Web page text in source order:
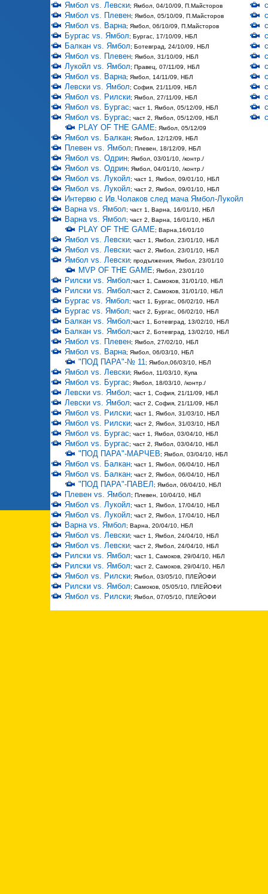
Ямбол vs. Левски; Ямбол, 04/10/09, П.Майсторов
Ямбол vs. Плевен; Ямбол, 05/10/09, П.Майсторов
Ямбол vs. Варна; Ямбол, 06/10/09, П.Майсторов
Бургас vs. Ямбол; Бургас, 17/10/09, НБЛ
Балкан vs. Ямбол; Ботевград, 24/10/09, НБЛ
Ямбол vs. Плевен; Ямбол, 31/10/09, НБЛ
Лукойл vs. Ямбол; Правец, 07/11/09, НБЛ
Ямбол vs. Варна; Ямбол, 14/11/09, НБЛ
Левски vs. Ямбол; София, 21/11/09, НБЛ
Ямбол vs. Рилски; Ямбол, 27/11/09, НБЛ
Ямбол vs. Бургас; част 1, Ямбол, 05/12/09, НБЛ
Ямбол vs. Бургас; част 2, Ямбол, 05/12/09, НБЛ
PLAY OF THE GAME; Ямбол, 05/12/09
Ямбол vs. Балкан; Ямбол, 12/12/09, НБЛ
Плевен vs. Ямбол; Плевен, 18/12/09, НБЛ
Ямбол vs. Одрин; Ямбол, 03/01/10, /контр./
Ямбол vs. Одрин; Ямбол, 04/01/10, /контр./
Ямбол vs. Лукойл; част 1, Ямбол, 09/01/10, НБЛ
Ямбол vs. Лукойл; част 2, Ямбол, 09/01/10, НБЛ
Интервю с Ив.Чолаков след мача Ямбол-Лукойл
Варна vs. Ямбол; част 1, Варна, 16/01/10, НБЛ
Варна vs. Ямбол; част 2, Варна, 16/01/10, НБЛ
PLAY OF THE GAME; Варна,16/01/10
Ямбол vs. Левски; част 1, Ямбол, 23/01/10, НБЛ
Ямбол vs. Левски; част 2, Ямбол, 23/01/10, НБЛ
Ямбол vs. Левски; продължения, Ямбол, 23/01/10
MVP OF THE GAME; Ямбол, 23/01/10
Рилски vs. Ямбол;част 1, Самоков, 31/01/10, НБЛ
Рилски vs. Ямбол;част 2, Самоков, 31/01/10, НБЛ
Бургас vs. Ямбол; част 1, Бургас, 06/02/10, НБЛ
Бургас vs. Ямбол; част 2, Бургас, 06/02/10, НБЛ
Балкан vs. Ямбол;част 1, Ботевград, 13/02/10, НБЛ
Балкан vs. Ямбол;част 2, Ботевград, 13/02/10, НБЛ
Ямбол vs. Плевен; Ямбол, 27/02/10, НБЛ
Ямбол vs. Варна; Ямбол, 06/03/10, НБЛ
"ПОД ПАРА"-№ 11; Ямбол,06/03/10, НБЛ
Ямбол vs. Левски; Ямбол, 11/03/10, Купа
Ямбол vs. Бургас; Ямбол, 18/03/10, /контр./
Левски vs. Ямбол; част 1, София, 21/11/09, НБЛ
Левски vs. Ямбол; част 2, София, 21/11/09, НБЛ
Ямбол vs. Рилски; част 1, Ямбол, 31/03/10, НБЛ
Ямбол vs. Рилски; част 2, Ямбол, 31/03/10, НБЛ
Ямбол vs. Бургас; част 1, Ямбол, 03/04/10, НБЛ
Ямбол vs. Бургас; част 2, Ямбол, 03/04/10, НБЛ
"ПОД ПАРА"-МАРЧЕВ; Ямбол, 03/04/10, НБЛ
Ямбол vs. Балкан; част 1, Ямбол, 06/04/10, НБЛ
Ямбол vs. Балкан; част 2, Ямбол, 06/04/10, НБЛ
"ПОД ПАРА"-ПАВЕЛ ; Ямбол, 06/04/10, НБЛ
Плевен vs. Ямбол; Плевен, 10/04/10, НБЛ
Ямбол vs. Лукойл; част 1, Ямбол, 17/04/10, НБЛ
Ямбол vs. Лукойл; част 2, Ямбол, 17/04/10, НБЛ
Варна vs. Ямбол; Варна, 20/04/10, НБЛ
Ямбол vs. Левски; част 1, Ямбол, 24/04/10, НБЛ
Ямбол vs. Левски; част 2, Ямбол, 24/04/10, НБЛ
Рилски vs. Ямбол; част 1, Самоков, 29/04/10, НБЛ
Рилски vs. Ямбол; част 2, Самоков, 29/04/10, НБЛ
Ямбол vs. Рилски; Ямбол, 03/05/10, ПЛЕЙОФИ
Рилски vs. Ямбол; Самоков, 05/05/10, ПЛЕЙОФИ
Ямбол vs. Рилски; Ямбол, 07/05/10, ПЛЕЙОФИ